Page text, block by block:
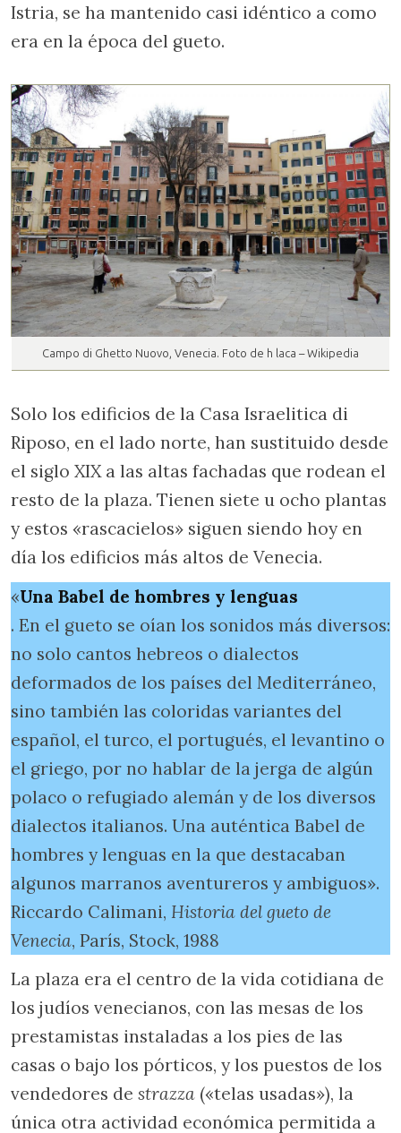
Istria, se ha mantenido casi idéntico a como
era en la época del gueto.
Campo di Ghetto Nuovo, Venecia. Foto de h laca – Wikipedia
Solo los edificios de la Casa Israelitica di
Riposo, en el lado norte, han sustituido desde
el siglo XIX a las altas fachadas que rodean el
resto de la plaza. Tienen siete u ocho plantas
y estos «rascacielos» siguen siendo hoy en
día los edificios más altos de Venecia.
«Una Babel de hombres y lenguas
. En el gueto se oían los sonidos más diversos:
no solo cantos hebreos o dialectos
deformados de los países del Mediterráneo,
sino también las coloridas variantes del
español, el turco, el portugués, el levantino o
el griego, por no hablar de la jerga de algún
polaco o refugiado alemán y de los diversos
dialectos italianos. Una auténtica Babel de
hombres y lenguas en la que destacaban
algunos marranos aventureros y ambiguos».
Riccardo Calimani, Historia del gueto de
Venecia, París, Stock, 1988
La plaza era el centro de la vida cotidiana de
los judíos venecianos, con las mesas de los
prestamistas instaladas a los pies de las
casas o bajo los pórticos, y los puestos de los
vendedores de strazza («telas usadas»), la
única otra actividad económica permitida a